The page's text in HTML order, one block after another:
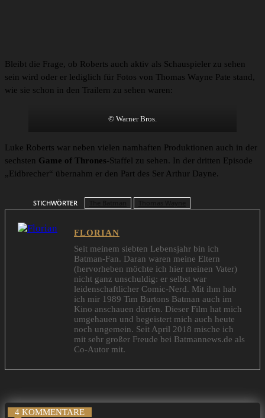
Bleibt die Frage, ob Roberts auch aktiv als Schauspieler zu sehen
sein wird oder er lediglich für Fotos von Thomas Wayne Pate stand,
wie sie schon in den Trailern zu sehen waren:
© Warner Bros.
Luke Roberts war neben vielen namhaften Produktionen auch in der
sechsten Game of Thrones-Staffel zu sehen. In der dritten Episode
„Eidbrecher“ übernahm er den Part des Ser Arthur Dayne.
STICHWÖRTER
FLORIAN
Seit meinem siebten Lebensjahr bin ich
Batman-Fan. Daran waren meine Eltern
(hervorheben möchte ich hier meinen Vater)
nicht ganz unschuldig: er selbst war
leidenschaftlicher Comic-Nerd. Mit ihm hab
ich mir 1989 Tim Burtons Batman auch im
Kino anschauen dürfen. Dieser Film hat mich
umgehauen und begeistert mich auch heute
noch ungemein. Seit April 2018 mische ich
mit sehr großer Freude bei Batmannews.de als
Co-Autor mit.
4 KOMMENTARE